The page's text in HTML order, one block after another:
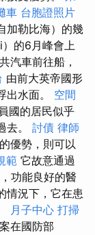
車 台胞證照片
加勒比海）的幾
的6月峰會上
汽車前往船，
由前大英帝國形
出水面。 空間
國的居民似乎
去。 討債 律師
優勢，則可以
範 它故意通過
功能良好的醫
情況下，它在患
月子中心 打掃
在國防部